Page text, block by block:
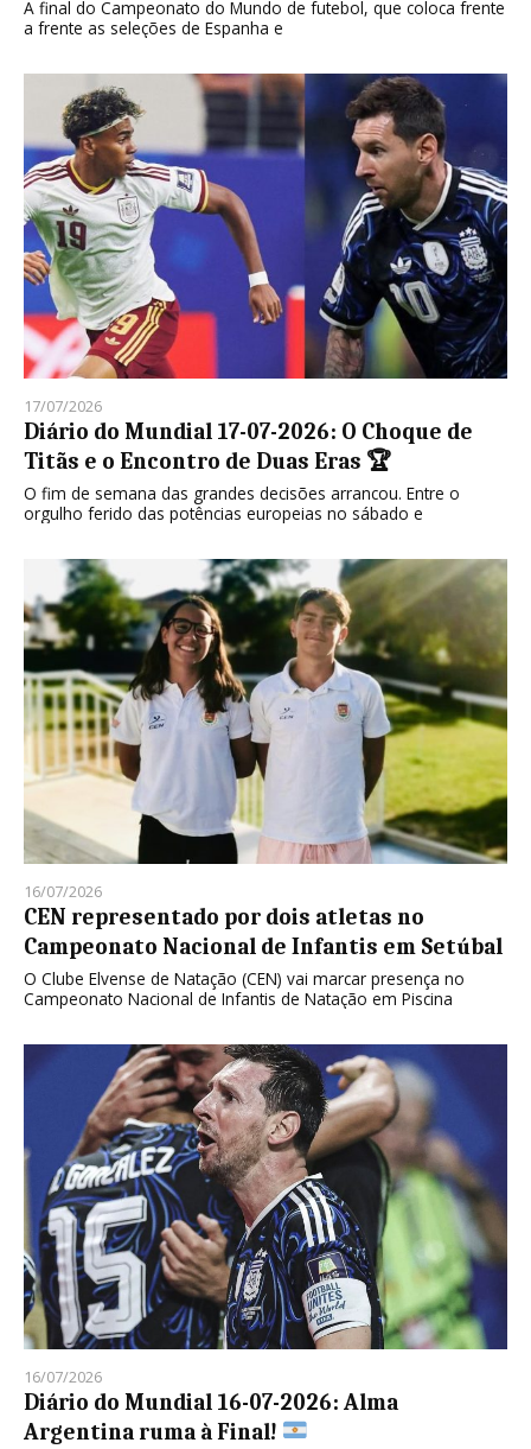
A final do Campeonato do Mundo de futebol, que coloca frente
a frente as seleções de Espanha e
17/07/2026
Diário do Mundial 17-07-2026: O Choque de
Titãs e o Encontro de Duas Eras 🏆
O fim de semana das grandes decisões arrancou. Entre o
orgulho ferido das potências europeias no sábado e
16/07/2026
CEN representado por dois atletas no
Campeonato Nacional de Infantis em Setúbal
O Clube Elvense de Natação (CEN) vai marcar presença no
Campeonato Nacional de Infantis de Natação em Piscina
16/07/2026
Diário do Mundial 16-07-2026: Alma
Argentina ruma à Final!